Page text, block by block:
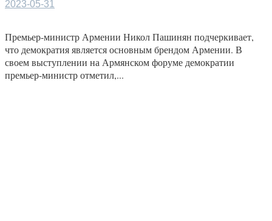
2023-05-31
Премьер-министр Армении Никол Пашинян подчеркивает,
что демократия является основным брендом Армении. В
своем выступлении на Армянском форуме демократии
премьер-министр отметил,...